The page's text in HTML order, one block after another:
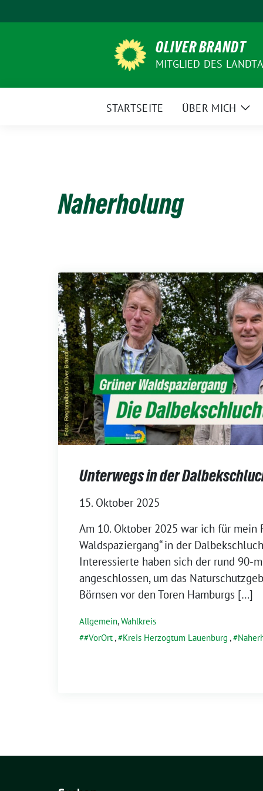
zum
OLIVER BRANDT
MITGLIED DES
STARTSEITE ÜBER MICH
Naherholung
Unterwegs in der
15. Oktober 2025
Am 10. Oktober 2025 war ich für mein
Waldspaziergang“ in der
Interessierte haben sich der rund 90-
angeschlossen, um das
Börnsen vor den Toren Hamburgs […]
Allgemein,Wahlkreis
#VorOrt, Kreis Herzogtum Lauenburg ,